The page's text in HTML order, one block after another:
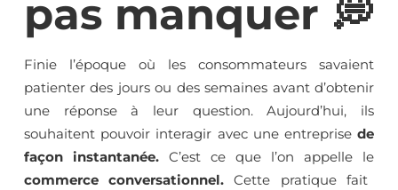
pas manquer 💭
Finie l’époque où les consommateurs savaient
patienter des jours ou des semaines avant d’obtenir
une réponse à leur question. Aujourd’hui, ils
souhaitent pouvoir interagir avec une entreprise de
façon instantanée. C’est ce que l’on appelle le
commerce conversationnel. Cette pratique fait